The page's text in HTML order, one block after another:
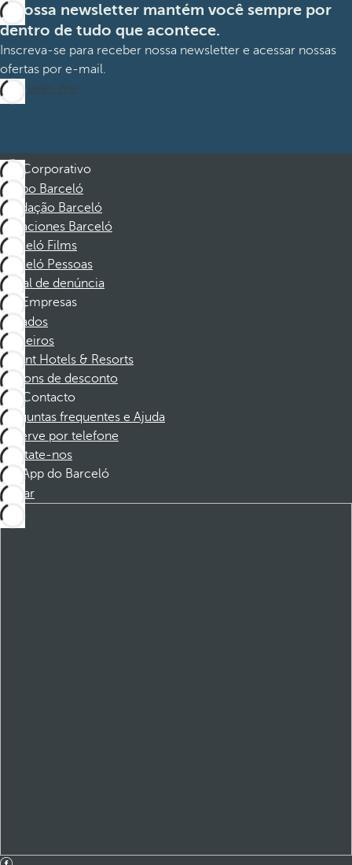
A nossa newsletter mantém você sempre por
dentro de tudo que acontece.
Inscreva-se para receber nossa newsletter e acessar nossas
ofertas por e-mail.
Inscrever-me
Corporativo
Grupo Barceló
Fundação Barceló
Vacaciones Barceló
Barceló Films
Barceló Pessoas
Canal de denúncia
Empresas
Afiliados
Parceiros
Dorint Hotels & Resorts
Cupons de desconto
Contacto
Perguntas frequentes e Ajuda
Reserve por telefone
Contate-nos
App do Barceló
Baixar